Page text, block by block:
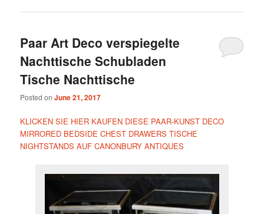
Paar Art Deco verspiegelte
Nachttische Schubladen
Tische Nachttische
Posted onJune 21, 2017
KLICKEN SIE HIER KAUFEN DIESE PAAR-KUNST DECO
MIRRORED BEDSIDE CHEST DRAWERS TISCHE
NIGHTSTANDS AUF CANONBURY ANTIQUES